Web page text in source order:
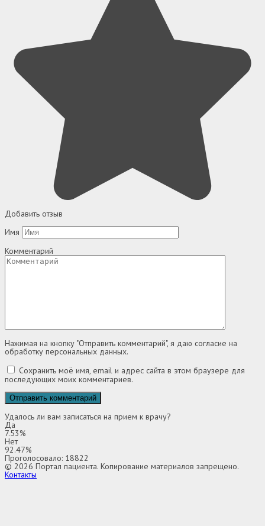
Добавить отзыв
Имя
Комментарий
Нажимая на кнопку "Отправить комментарий", я даю согласие на
обработку персональных данных.
Сохранить моё имя, email и адрес сайта в этом браузере для
последующих моих комментариев.
Удалось ли вам записаться на прием к врачу?
Да
7.53%
Нет
92.47%
Проголосовало: 18822
© 2026 Портал пациента. Копирование материалов запрещено.
Контакты